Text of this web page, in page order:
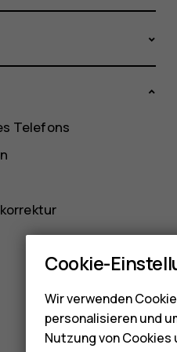
Telefons
Cookie-
Wir verwenden
personalisieren und
Nutzung von